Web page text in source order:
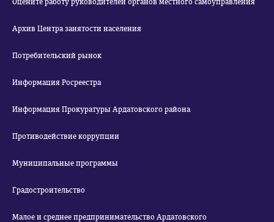
Оцените работу руководителей органов местного самоуправления
Архив Центра занятости населения
Потребительский рынок
Информация Росреестра
Информация Прокуратуры Ардатовского района
Противодействие коррупции
Муниципальные программы
Градостроительство
Малое и среднее предпринимательство Ардатовского